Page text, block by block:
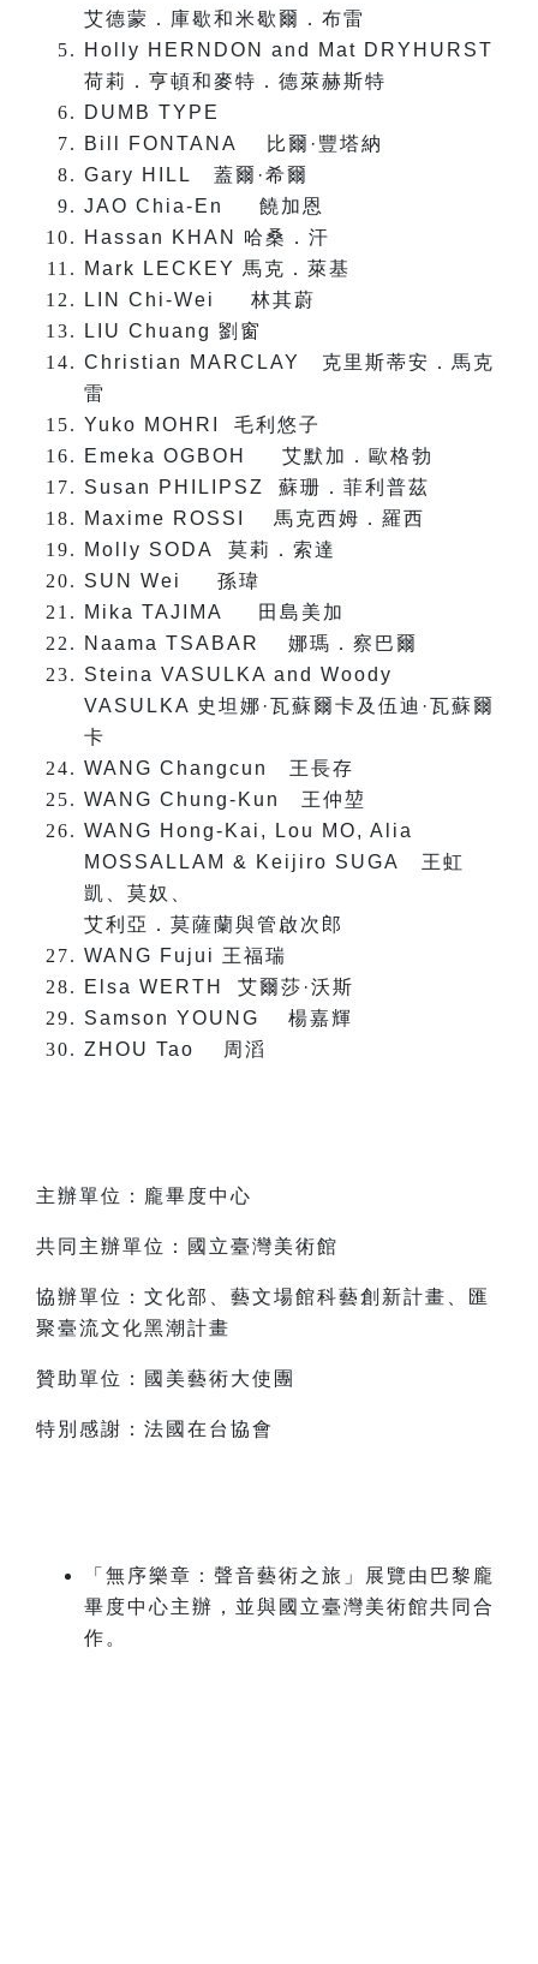
艾德蒙．庫歇和米歇爾．布雷
Holly HERNDON and Mat DRYHURST
荷莉．亨頓和麥特．德萊赫斯特
DUMB TYPE
Bill FONTANA
比爾·豐塔納
Gary HILL 蓋爾·希爾
JAO Chia-En 饒加恩
Hassan KHAN 哈桑．汗
Mark LECKEY 馬克．萊基
LIN Chi-Wei 林其蔚
LIU Chuang 劉窗
Christian MARCLAY 克里斯蒂安．馬克
雷
Yuko MOHRI 毛利悠子
Emeka OGBOH 艾默加．歐格勃
Susan PHILIPSZ 蘇珊．菲利普茲
Maxime ROSSI 馬克西姆．羅西
Molly SODA 莫莉．索達
SUN Wei 孫瑋
Mika TAJIMA
田島美加
Naama TSABAR 娜瑪．察巴爾
Steina VASULKA and Woody
VASULKA 史坦娜·瓦蘇爾卡及伍迪·瓦蘇爾
卡
WANG Changcun 王長存
WANG Chung-Kun 王仲堃
WANG Hong-Kai, Lou MO, Alia
MOSSALLAM & Keijiro SUGA
王虹
凱、莫奴、
艾利亞．莫薩蘭與管啟次郎
WANG Fujui 王福瑞
Elsa WERTH 艾爾莎·沃斯
Samson YOUNG 楊嘉輝
ZHOU Tao
周滔
主辦單位：龐畢度中心
共同主辦單位：國立臺灣美術館
協辦單位：文化部、藝文場館科藝創新計畫、匯
聚臺流文化黑潮計畫
贊助單位：國美藝術大使團
特別感謝：法國在台協會
「無序樂章：聲音藝術之旅」展覽由巴黎龐
畢度中心主辦，並與國立臺灣美術館共同合
作。